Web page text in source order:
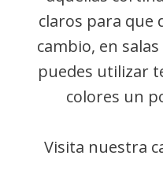
claros para que
cambio, en
puedes utilizar
colores un
Visita nuestra